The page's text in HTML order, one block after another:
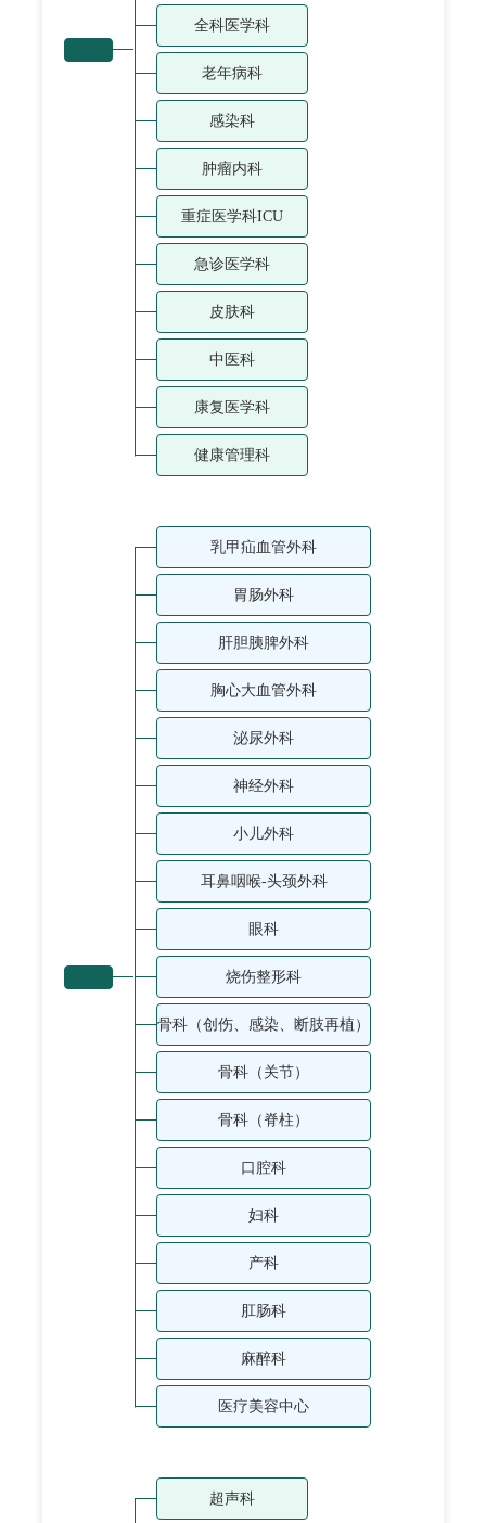
全科医学科
老年病科
感染科
肿瘤内科
重症医学科ICU
急诊医学科
皮肤科
中医科
康复医学科
健康管理科
乳甲疝血管外科
胃肠外科
肝胆胰脾外科
胸心大血管外科
泌尿外科
神经外科
小儿外科
耳鼻咽喉-头颈外科
眼科
烧伤整形科
骨科（创伤、感染、断肢再植）
骨科（关节）
骨科（脊柱）
口腔科
妇科
产科
肛肠科
麻醉科
医疗美容中心
超声科